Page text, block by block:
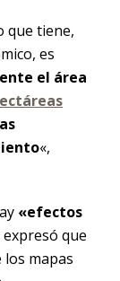
que tiene,
es
el área
«,
«efectos
que
mapas